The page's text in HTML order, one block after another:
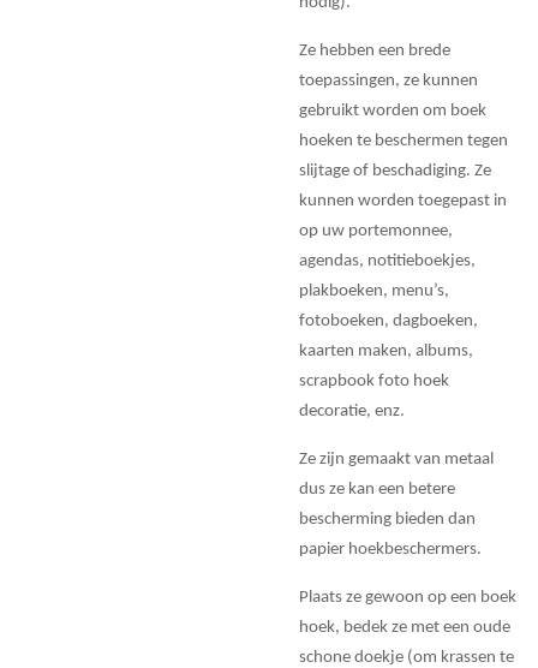
Ze hebben een brede
toepassingen, ze kunnen
gebruikt worden om boek
hoeken te beschermen tegen
slijtage of beschadiging. Ze
kunnen worden toegepast in
op uw portemonnee,
agendas, notitieboekjes,
plakboeken, menu’s,
fotoboeken, dagboeken,
kaarten maken, albums,
scrapbook foto hoek
decoratie, enz.
Ze zijn gemaakt van metaal
dus ze kan een betere
bescherming bieden dan
papier hoekbeschermers.
Plaats ze gewoon op een boek
hoek, bedek ze met een oude
schone doekje (om krassen te